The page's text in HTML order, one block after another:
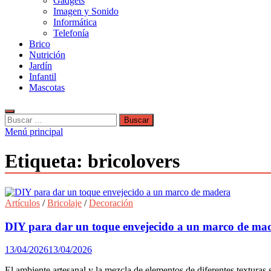
Imagen y Sonido
Informática
Telefonía
Brico
Nutrición
Jardín
Infantil
Mascotas
Buscar:
Menú principal
Etiqueta: bricolovers
Artículos /Bricolaje /Decoración
DIY para dar un toque envejecido a un marco de
13/04/202613/04/2026